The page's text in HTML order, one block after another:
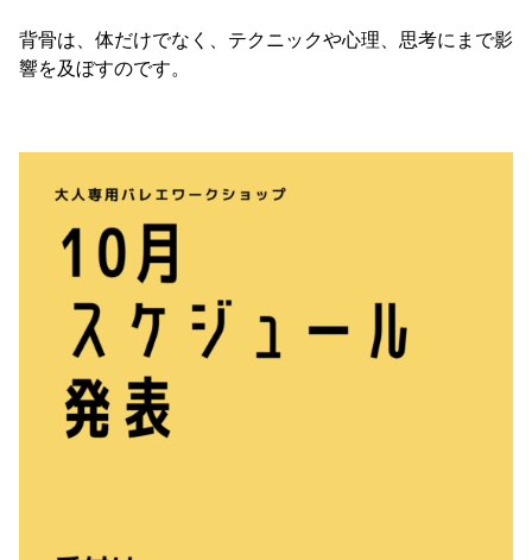
背骨は、体だけでなく、テクニックや心理、思考にまで影
響を及ぼすのです。